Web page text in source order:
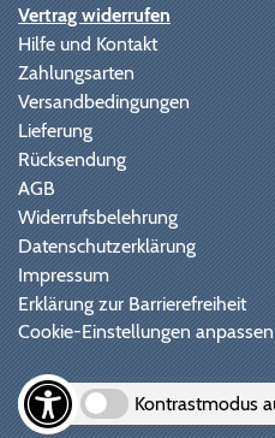
Vertrag widerrufen
Hilfe und Kontakt
Zahlungsarten
Versandbedingungen
Lieferung
Rücksendung
AGB
Widerrufsbelehrung
Datenschutzerklärung
Impressum
Erklärung zur Barrierefreiheit
Cookie-Einstellungen anpassen
Kontrastmodus